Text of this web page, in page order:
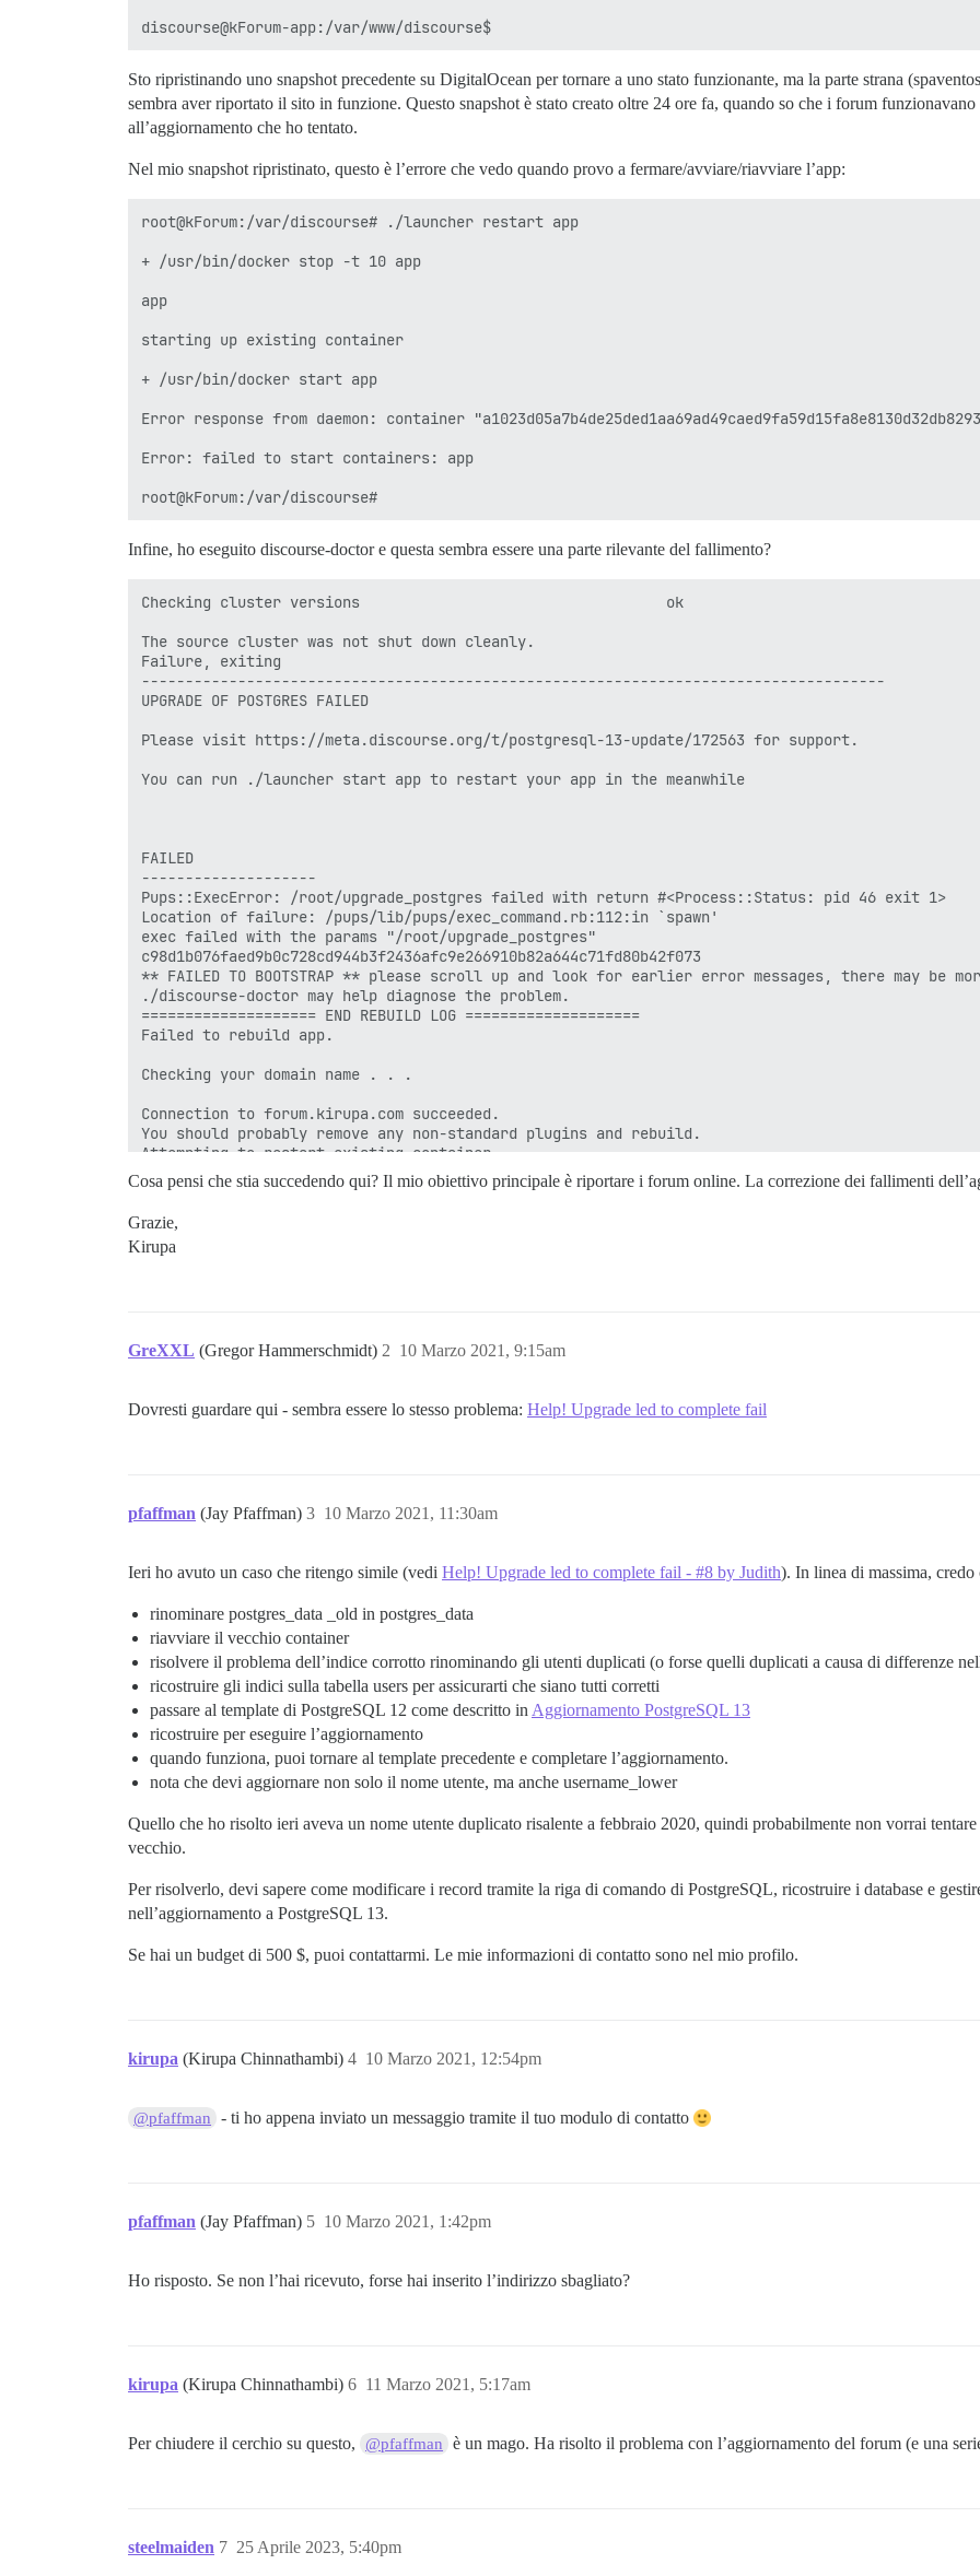
Sto ripristinando uno snapshot precedente su DigitalOcean per tornare a uno stato funzionante, ma la parte strana
sembra aver riportato il sito in funzione. Questo snapshot è stato creato oltre 24 ore fa, quando so che i forum
all’aggiornamento che ho tentato.
Nel mio snapshot ripristinato, questo è l’errore che vedo quando provo a fermare/avviare/riavviare l’app:
root@kForum:/var/discourse# ./launcher restart app
+ /usr/bin/docker stop -t 10 app
app
starting up existing container
+ /usr/bin/docker start app
Error response from daemon: container
Error: failed to start containers: app
Infine, ho eseguito discourse-doctor e questa sembra essere una parte rilevante del fallimento?
Checking cluster versions                                   ok
The source cluster was not shut down cleanly.
Failure, exiting
-------------------------------------------------------------------------------------
UPGRADE OF POSTGRES FAILED
Please visit https://meta.discourse.org/t/postgresql-13-update/172563 for support.
You can run ./launcher start app to restart your app in the meanwhile
FAILED
--------------------
Pups::ExecError: /root/upgrade_postgres failed with return #<Process::Status: pid 46 exit 1>
Location of failure: /pups/lib/pups/exec_command.rb:112:in `spawn'
exec failed with the params "/root/upgrade_postgres"
c98d1b076faed9b0c728cd944b3f2436afc9e266910b82a644c71fd80b42f073
** FAILED TO BOOTSTRAP ** please scroll up and look for earlier error messages, there may be
./discourse-doctor may help diagnose the problem.
==================== END REBUILD LOG ====================
Failed to rebuild app.
Checking your domain name . . .
Connection to forum.kirupa.com succeeded.
You should probably remove any non-standard plugins and rebuild.
Attempting to restart existing container. . .
starting up existing container
+ /usr/bin/docker start app
Error response from daemon: driver failed programming external connectivity on endpoint app
Error: failed to start containers: app
          - git clone https://github.com/discourse/docker_manager.git
========================================
Discourse version at forum.kirupa.com: NOT FOUND
Cosa pensi che stia succedendo qui? Il mio obiettivo principale è riportare i forum online. La correzione dei fallimenti
Grazie,
Kirupa
GreXXL (Gregor Hammerschmidt) 10 Marzo 2021, 9:15am
2
Dovresti guardare qui - sembra essere lo stesso problema: Help! Upgrade led to complete fail
pfaffman (Jay Pfaffman) 10 Marzo 2021, 11:30am
3
Ieri ho avuto un caso che ritengo simile (vedi Help! Upgrade led to complete fail - #8 by Judith). In linea di massima, credo
rinominare postgres_data _old in postgres_data
riavviare il vecchio container
risolvere il problema dell’indice corrotto rinominando gli utenti duplicati (o forse quelli duplicati a causa di differenze
ricostruire gli indici sulla tabella users per assicurarti che siano tutti corretti
passare al template di PostgreSQL 12 come descritto in Aggiornamento PostgreSQL 13
ricostruire per eseguire l’aggiornamento
quando funziona, puoi tornare al template precedente e completare l’aggiornamento.
nota che devi aggiornare non solo il nome utente, ma anche username_lower
Quello che ho risolto ieri aveva un nome utente duplicato risalente a febbraio 2020, quindi probabilmente non vorrai
vecchio.
Per risolverlo, devi sapere come modificare i record tramite la riga di comando di PostgreSQL, ricostruire i database e
nell’aggiornamento a PostgreSQL 13.
Se hai un budget di 500 $, puoi contattarmi. Le mie informazioni di contatto sono nel mio profilo.
kirupa (Kirupa Chinnathambi) 10 Marzo 2021, 12:54pm
4
@pfaffman - ti ho appena inviato un messaggio tramite il tuo modulo di contatto
pfaffman (Jay Pfaffman) 10 Marzo 2021, 1:42pm
5
Ho risposto. Se non l’hai ricevuto, forse hai inserito l’indirizzo sbagliato?
kirupa (Kirupa Chinnathambi) 11 Marzo 2021, 5:17am
6
Per chiudere il cerchio su questo, @pfaffman è un mago. Ha risolto il problema con l’aggiornamento del forum (e una
steelmaiden 25 Aprile 2023, 5:40pm
7